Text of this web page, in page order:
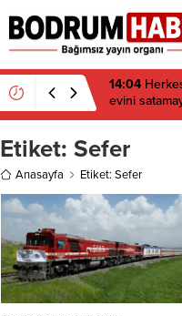
14:04
evini
Etiket: Sefer
Anasayfa Etiket: Sefer